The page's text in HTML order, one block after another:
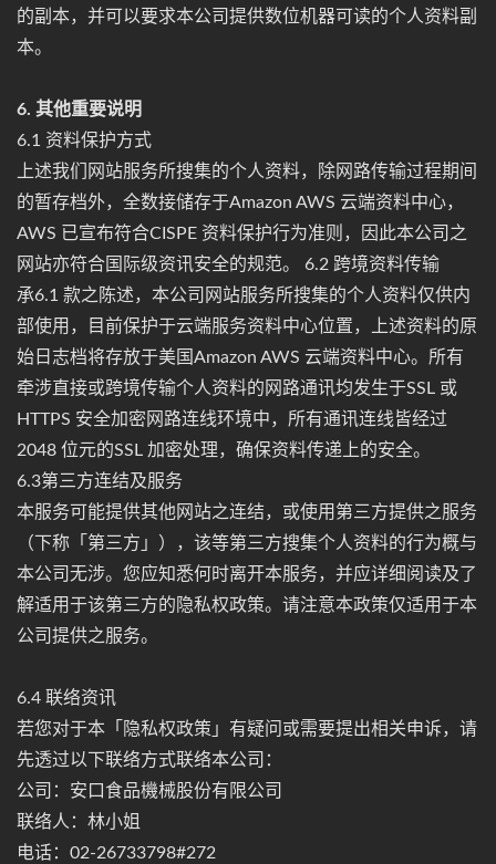
的副本，并可以要求本公司提供数位机器可读的个人资料副
本。
6. 其他重要说明
6.1 资料保护方式
上述我们网站服务所搜集的个人资料，除网路传输过程期间
的暂存档外，全数接储存于Amazon AWS 云端资料中心，
AWS 已宣布符合CISPE 资料保护行为准则，因此本公司之
网站亦符合国际级资讯安全的规范。 6.2 跨境资料传输
承6.1 款之陈述，本公司网站服务所搜集的个人资料仅供内
部使用，目前保护于云端服务资料中心位置，上述资料的原
始日志档将存放于美国Amazon AWS 云端资料中心。所有
牵涉直接或跨境传输个人资料的网路通讯均发生于SSL 或
HTTPS 安全加密网路连线环境中，所有通讯连线皆经过
2048 位元的SSL 加密处理，确保资料传递上的安全。
6.3第三方连结及服务
本服务可能提供其他网站之连结，或使用第三方提供之服务
（下称「第三方」），该等第三方搜集个人资料的行为概与
本公司无涉。您应知悉何时离开本服务，并应详细阅读及了
解适用于该第三方的隐私权政策。请注意本政策仅适用于本
公司提供之服务。
6.4 联络资讯
若您对于本「隐私权政策」有疑问或需要提出相关申诉，请
先透过以下联络方式联络本公司：
公司：安口食品機械股份有限公司
联络人：林小姐
电话：02-26733798#272